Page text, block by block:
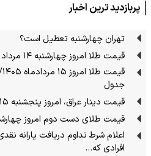
پربازدید ترین اخبار
تهران چهارشنبه تعطیل است؟
قیمت طلا امروز چهارشنبه ۱۴ مرداد ۱۴۰۵ / طلای ۱۸ عیار امروز چند؟
جدول
قیمت دینار عراق، امروز پنجشنبه ۱۵ مرداد ۱۴۰۵
قیمت طلای دست دوم امروز چهارشنبه ۱۴ مرداد
اعلام شرط تداوم دریافت یارانه
افرادی که…